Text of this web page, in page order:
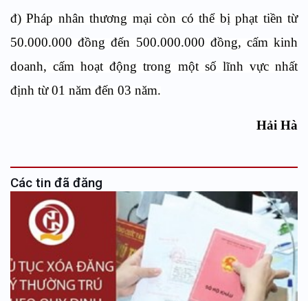
đ) Pháp nhân thương mại còn có thể bị phạt tiền từ
50.000.000 đồng đến 500.000.000 đồng, cấm kinh
doanh, cấm hoạt động trong một số lĩnh vực nhất
định từ 01 năm đến 03 năm.
Hải Hà
Các tin đã đăng